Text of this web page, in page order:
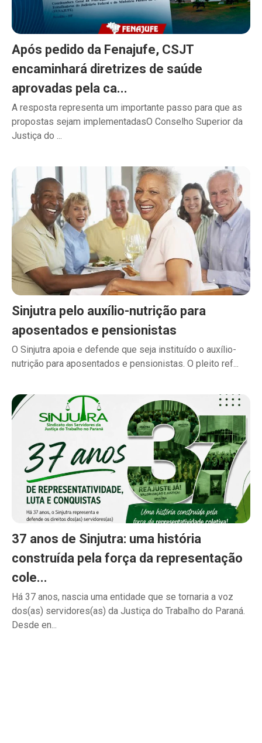
Após pedido da Fenajufe, CSJT
encaminhará diretrizes de saúde
aprovadas pela ca...
A resposta representa um importante passo para que as
propostas sejam implementadasO Conselho Superior da
Justiça do ...
Sinjutra pelo auxílio-nutrição para
aposentados e pensionistas
O Sinjutra apoia e defende que seja instituído o auxílio-
nutrição para aposentados e pensionistas. O pleito ref...
37 anos de Sinjutra: uma história
construída pela força da representação
cole...
Há 37 anos, nascia uma entidade que se tornaria a voz
dos(as) servidores(as) da Justiça do Trabalho do Paraná.
Desde en...